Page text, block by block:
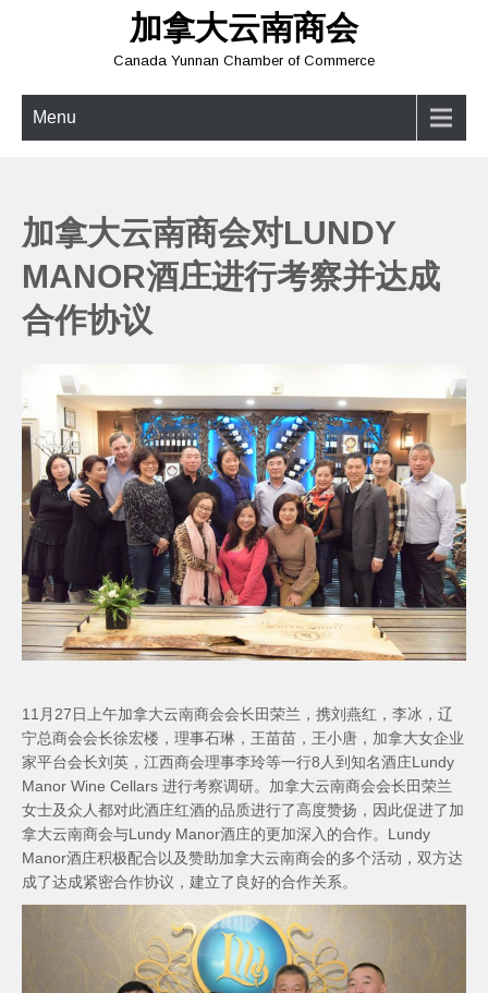
加拿大云南商会
Canada Yunnan Chamber of Commerce
Menu
加拿大云南商会对LUNDY
MANOR酒庄进行考察并达成
合作协议
11月27日上午加拿大云南商会会长田荣兰，携刘燕红，李冰，辽
宁总商会会长徐宏楼，理事石琳，王苗苗，王小唐，加拿大女企业
家平台会长刘英，江西商会理事李玲等一行8人到知名酒庄Lundy
Manor Wine Cellars 进行考察调研。加拿大云南商会会长田荣兰
女士及众人都对此酒庄红酒的品质进行了高度赞扬，因此促进了加
拿大云南商会与Lundy Manor酒庄的更加深入的合作。Lundy
Manor酒庄积极配合以及赞助加拿大云南商会的多个活动，双方达
成了达成紧密合作协议，建立了良好的合作关系。